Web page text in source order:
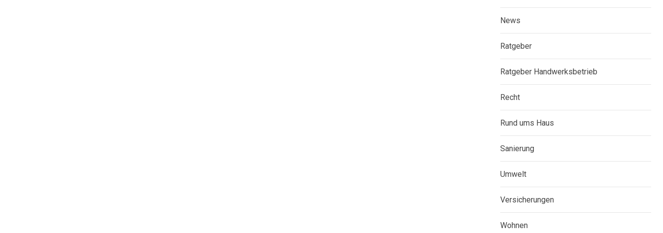
News
Ratgeber
Ratgeber Handwerksbetrieb
Recht
Rund ums Haus
Sanierung
Umwelt
Versicherungen
Wohnen